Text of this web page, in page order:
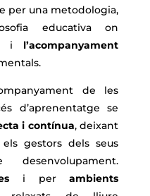
per una metodologia,
educativa on
l’acompanyament
de les
d’aprenentatge se
i contínua, deixant
gestors dels seus
i perambients